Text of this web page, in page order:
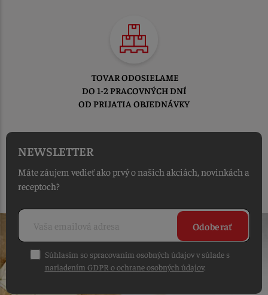
TOVAR ODOSIELAME
DO 1-2 PRACOVNÝCH DNÍ
OD PRIJATIA OBJEDNÁVKY
NEWSLETTER
Máte záujem vedieť ako prvý o našich akciách, novinkách a
receptoch?
Odoberať
Súhlasím so spracovaním osobných údajov v súlade s
nariadením GDPR o ochrane osobných údajov.